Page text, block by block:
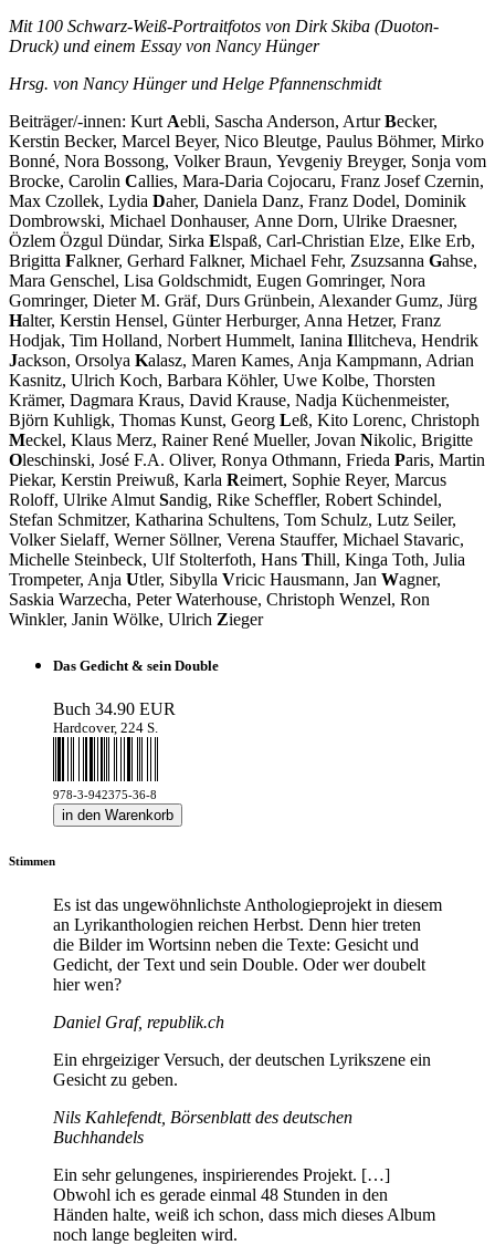
Mit 100 Schwarz-Weiß-Portraitfotos von Dirk Skiba (Duoton-
Druck) und einem Essay von Nancy Hünger
Hrsg. von Nancy Hünger und Helge Pfannenschmidt
Beiträger/-innen: Kurt Aebli, Sascha Anderson, ArturBecker,
Kerstin Becker, Marcel Beyer, Nico Bleutge, Paulus Böhmer, Mirko
Bonné, Nora Bossong, Volker Braun, Yevgeniy Breyger, Sonja vom
Brocke, Carolin Callies, Mara-Daria Cojocaru, Franz Josef Czernin,
Max Czollek, Lydia Daher, Daniela Danz, Franz Dodel, Dominik
Dombrowski, Michael Donhauser, Anne Dorn, Ulrike Draesner,
Özlem Özgul Dündar, Sirka Elspaß, Carl-Christian Elze, Elke Erb,
Brigitta Falkner, Gerhard Falkner, Michael Fehr, Zsuzsanna Gahse,
Mara Genschel, Lisa Goldschmidt, Eugen Gomringer, Nora
Gomringer, Dieter M. Gräf, Durs Grünbein, Alexander Gumz, Jürg
Halter, Kerstin Hensel, Günter Herburger, Anna Hetzer, Franz
Hodjak, Tim Holland, Norbert Hummelt, Ianina Illitcheva, Hendrik
Jackson, Orsolya Kalasz, Maren Kames, Anja Kampmann, Adrian
Kasnitz, Ulrich Koch, Barbara Köhler, Uwe Kolbe, Thorsten
Krämer, Dagmara Kraus, David Krause, Nadja Küchenmeister,
Björn Kuhligk, Thomas Kunst, Georg Leß, Kito Lorenc, Christoph
Meckel, Klaus Merz, Rainer René Mueller, Jovan Nikolic, Brigitte
Oleschinski, José F.A. Oliver, Ronya Othmann, Frieda Paris, Martin
Piekar, Kerstin Preiwuß, Karla Reimert, Sophie Reyer, Marcus
Roloff, Ulrike Almut Sandig, Rike Scheffler, Robert Schindel,
Stefan Schmitzer, Katharina Schultens, Tom Schulz, Lutz Seiler,
Volker Sielaff, Werner Söllner, Verena Stauffer, Michael Stavaric,
Michelle Steinbeck, Ulf Stolterfoth, Hans Thill, Kinga Toth, Julia
Trompeter, Anja Utler, Sibylla Vricic Hausmann, Jan Wagner,
Saskia Warzecha, Peter Waterhouse, Christoph Wenzel, Ron
Winkler, Janin Wölke, Ulrich Zieger
Das Gedicht & sein Double
Buch 34.90 EUR
Hardcover, 224 S.
978-3-942375-36-8
in den Warenkorb
Stimmen
Es ist das ungewöhnlichste Anthologieprojekt in diesem
an Lyrikanthologien reichen Herbst. Denn hier treten
die Bilder im Wortsinn neben die Texte: Gesicht und
Gedicht, der Text und sein Double. Oder wer doubelt
hier wen?
Daniel Graf, republik.ch
Ein ehrgeiziger Versuch, der deutschen Lyrikszene ein
Gesicht zu geben.
Nils Kahlefendt, Börsenblatt des deutschen
Buchhandels
Ein sehr gelungenes, inspirierendes Projekt. […]
Obwohl ich es gerade einmal 48 Stunden in den
Händen halte, weiß ich schon, dass mich dieses Album
noch lange begleiten wird.